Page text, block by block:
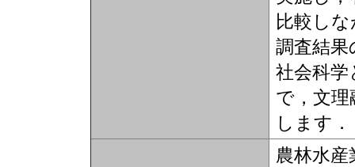
比較し
調査結果
社会科学
で，文
します．
農林水